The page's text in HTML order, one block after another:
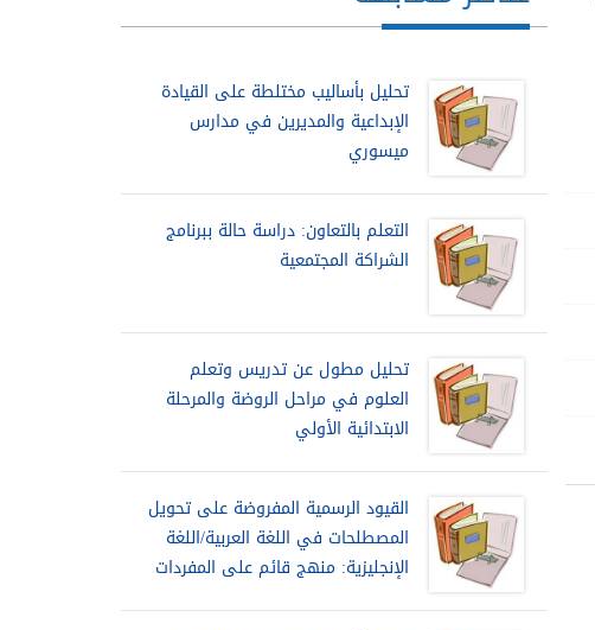
تحليل بأساليب مختلطة على القيادة
الإبداعية والمديرين في مدارس
ميسوري
التعلم بالتعاون: دراسة حالة ببرنامج
الشراكة المجتمعية
تحليل مطول عن تدريس وتعلم
العلوم في مراحل الروضة والمرحلة
الابتدائية الأولي
القيود الرسمية المفروضة على تحويل
المصطلحات في اللغة العربية/اللغة
الإنجليزية: منهج قائم على المفردات